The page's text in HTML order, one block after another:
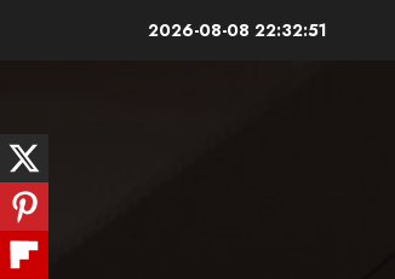
2026-08-08 22:32:53